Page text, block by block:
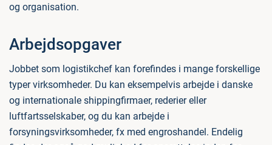
og organisation.
Arbejdsopgaver
Jobbet som logistikchef kan forefindes i mange forskellige
typer virksomheder. Du kan eksempelvis arbejde i danske
og internationale shippingfirmaer, rederier eller
luftfartsselskaber, og du kan arbejde i
forsyningsvirksomheder, fx med engroshandel. Endelig